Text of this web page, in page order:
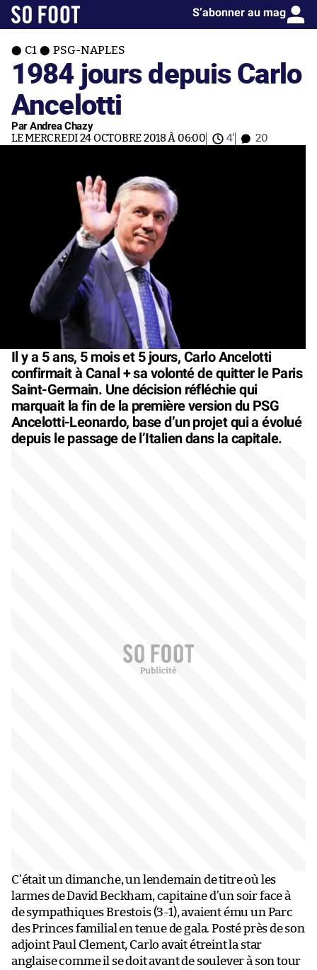
S’abonner au mag
C1 PSG-NAPLES
1984 jours depuis Carlo
Ancelotti
Par Andrea Chazy
LE MERCREDI 24 OCTOBRE 2018 À 06:00 4' 20
Il y a 5 ans, 5 mois et 5 jours, Carlo Ancelotti
confirmait à Canal + sa volonté de quitter le Paris
Saint-Germain. Une décision réfléchie qui
marquait la fin de la première version du PSG
Ancelotti-Leonardo, base d’un projet qui a évolué
depuis le passage de l’Italien dans la capitale.
C’était un dimanche, un lendemain de titre où les
larmes de David Beckham, capitaine d’un soir face à
de sympathiques Brestois (3-1), avaient ému un Parc
des Princes familial en tenue de gala. Posté près de son
adjoint Paul Clement, Carlo avait étreint la star
anglaise comme il se doit avant de soulever à son tour